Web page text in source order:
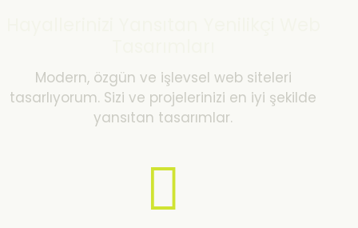
Modern, özgün ve işlevsel web siteleri
tasarlıyorum. Sizi ve projelerinizi en iyi şekilde
yansıtan tasarımlar.